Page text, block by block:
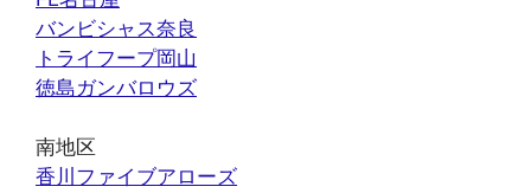
バンビシャス奈良
トライフープ岡山
徳島ガンバロウズ
南地区
香川ファイブアローズ